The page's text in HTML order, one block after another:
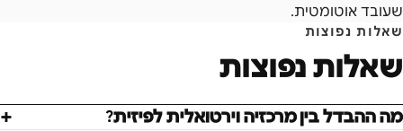
שעובד אוטומטית.
שאלות נפוצות
שאלות נפוצות
מה ההבדל בין מרכזיה וירטואלית לפיזית?